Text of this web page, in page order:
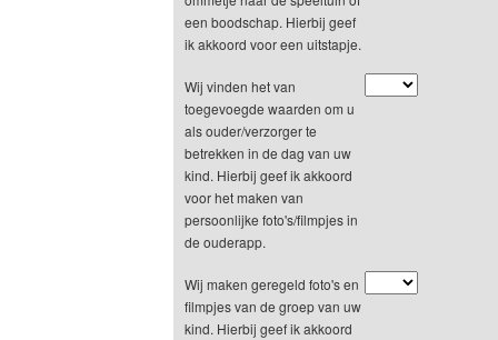
een boodschap. Hierbij geef
ik akkoord voor een uitstapje.
Wij vinden het van
toegevoegde waarden om u
als ouder/verzorger te
betrekken in de dag van uw
kind. Hierbij geef ik akkoord
voor het maken van
persoonlijke foto's/filmpjes in
de ouderapp.
Wij maken geregeld foto's en
filmpjes van de groep van uw
kind. Hierbij geef ik akkoord